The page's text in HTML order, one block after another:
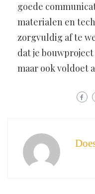
goede
materialen en
zorgvuldig af te
dat je
maar ook voldoet